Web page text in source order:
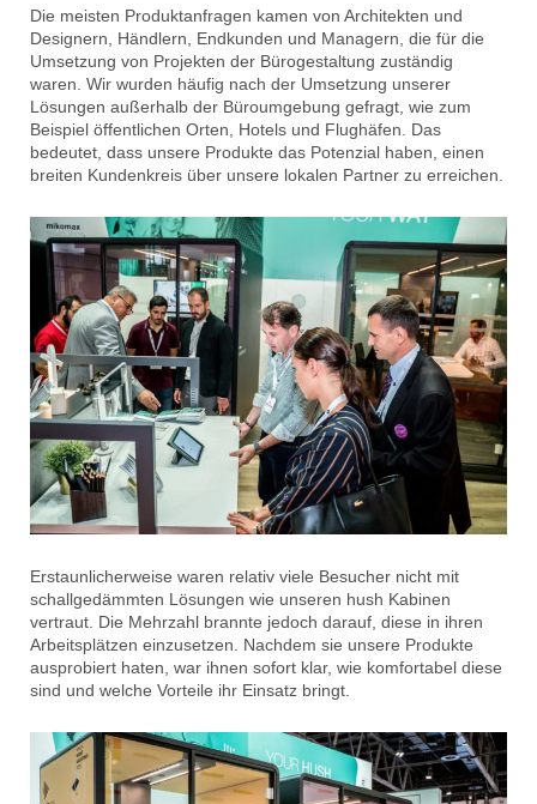
Die meisten Produktanfragen kamen von Architekten und
Designern, Händlern, Endkunden und Managern, die für die
Umsetzung von Projekten der Bürogestaltung zuständig
waren. Wir wurden häufig nach der Umsetzung unserer
Lösungen außerhalb der Büroumgebung gefragt, wie zum
Beispiel öffentlichen Orten, Hotels und Flughäfen. Das
bedeutet, dass unsere Produkte das Potenzial haben, einen
breiten Kundenkreis über unsere lokalen Partner zu erreichen.
Erstaunlicherweise waren relativ viele Besucher nicht mit
schallgedämmten Lösungen wie unseren hush Kabinen
vertraut. Die Mehrzahl brannte jedoch darauf, diese in ihren
Arbeitsplätzen einzusetzen. Nachdem sie unsere Produkte
ausprobiert haten, war ihnen sofort klar, wie komfortabel diese
sind und welche Vorteile ihr Einsatz bringt.